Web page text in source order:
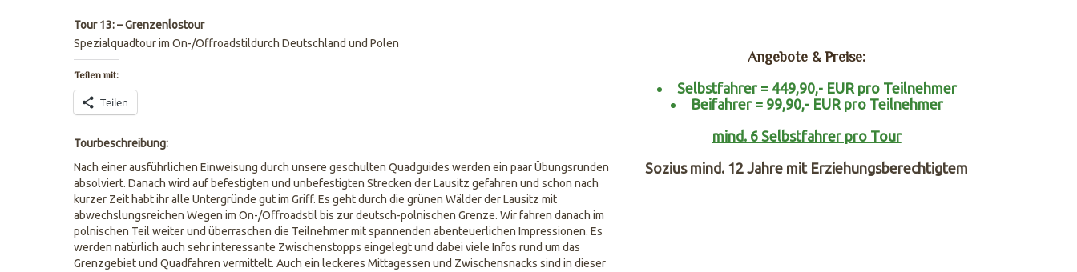
Tour 13: – Grenzenlostour
Spezialquadtour im On-/Offroadstildurch Deutschland und Polen
Teilen mit:
Teilen
Tourbeschreibung:
Nach einer ausführlichen Einweisung durch unsere geschulten Quadguides werden ein paar Übungsrunden
absolviert. Danach wird auf befestigten und unbefestigten Strecken der Lausitz gefahren und schon nach
kurzer Zeit habt ihr alle Untergründe gut im Griff. Es geht durch die grünen Wälder der Lausitz mit
abwechslungsreichen Wegen im On-/Offroadstil bis zur deutsch-polnischen Grenze. Wir fahren danach im
polnischen Teil weiter und überraschen die Teilnehmer mit spannenden abenteuerlichen Impressionen. Es
werden natürlich auch sehr interessante Zwischenstopps eingelegt und dabei viele Infos rund um das
Grenzgebiet und Quadfahren vermittelt. Auch ein leckeres Mittagessen und Zwischensnacks sind in dieser
Angebote & Preise:
Selbstfahrer = 449,90,- EUR pro Teilnehmer
Beifahrer = 99,90,- EUR pro Teilnehmer
mind. 6 Selbstfahrer pro Tour
Sozius mind. 12 Jahre mit Erziehungsberechtigtem